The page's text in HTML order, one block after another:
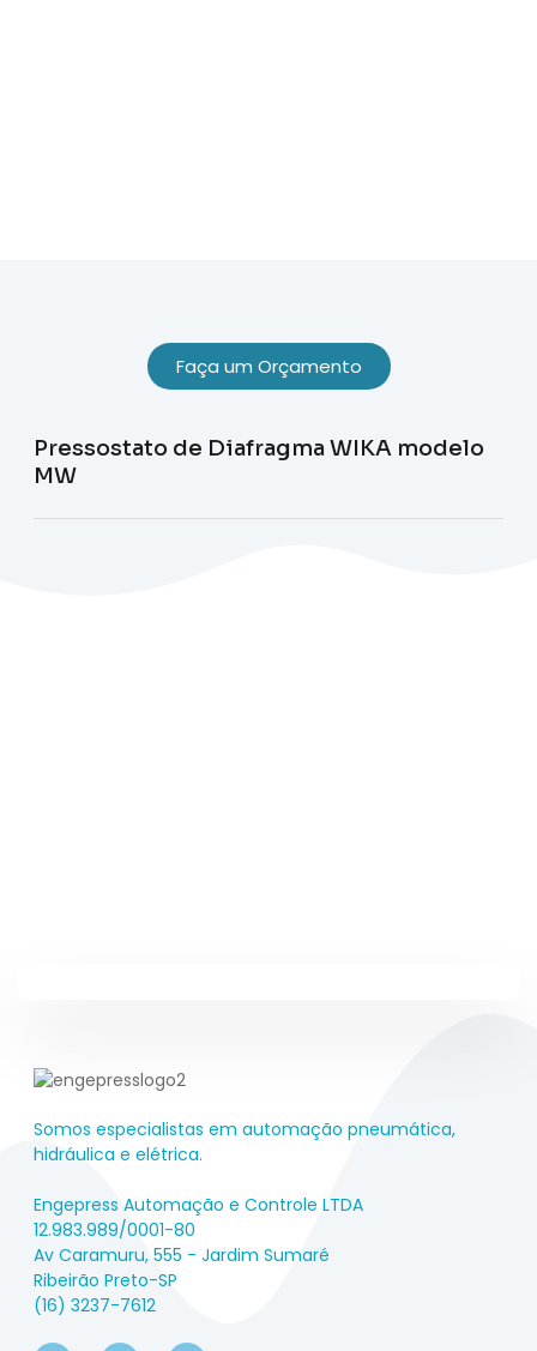
Faça um Orçamento
Pressostato de Diafragma WIKA modelo
MW
Somos especialistas em automação pneumática,
hidráulica e elétrica.
Engepress Automação e Controle LTDA
12.983.989/0001-80
Av Caramuru, 555 - Jardim Sumaré
Ribeirão Preto-SP
(16) 3237-7612